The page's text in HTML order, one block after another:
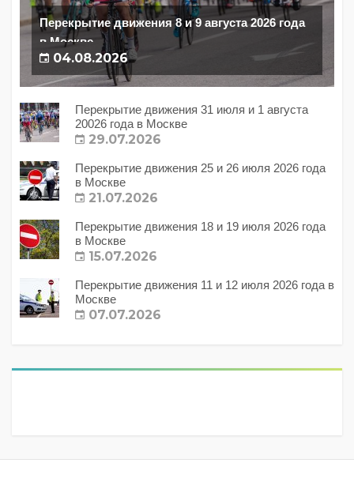
Перекрытие движения 8 и 9 августа 2026 года
в Москве
04.08.2026
Перекрытие движения 31 июля и 1 августа
20026 года в Москве
29.07.2026
Перекрытие движения 25 и 26 июля 2026 года
в Москве
21.07.2026
Перекрытие движения 18 и 19 июля 2026 года
в Москве
15.07.2026
Перекрытие движения 11 и 12 июля 2026 года в
Москве
07.07.2026